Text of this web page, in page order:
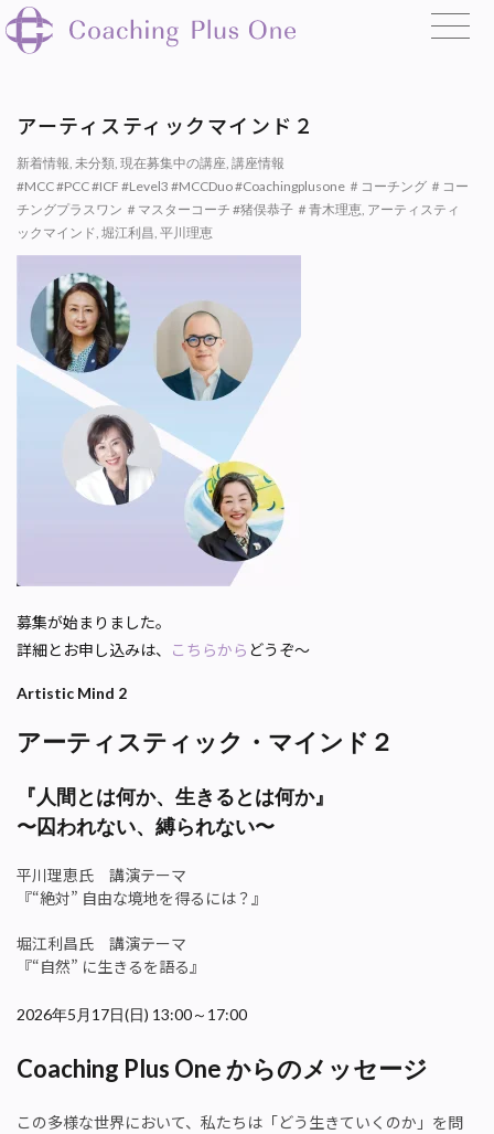
アーティスティックマインド２
新着情報, 未分類, 現在募集中の講座, 講座情報
#MCC #PCC #ICF #Level3 #MCCDuo #Coachingplusone ＃コーチング ＃コー
チングプラスワン ＃マスターコーチ #猪俣恭子 ＃青木理恵, アーティスティ
ックマインド, 堀江利昌, 平川理恵
募集が始まりました。
詳細とお申し込みは、 こちらから どうぞ〜
Artistic Mind 2
アーティスティック・マインド２
『人間とは何か、生きるとは何か』
〜囚われない、縛られない〜
平川理恵氏 講演テーマ
『“絶対” 自由な境地を得るには？』
堀江利昌氏 講演テーマ
『“自然” に生きるを語る』
2026年5月17日(日) 13:00～17:00
Coaching Plus Oneからのメッセージ
この多様な世界において、私たちは「どう生きていくのか」を問